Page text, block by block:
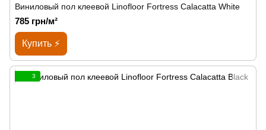
Виниловый пол клеевой Linofloor Fortress Calacatta White
785 грн/м²
Купить ⚡
3